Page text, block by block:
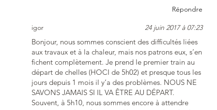
Répondre
igor 24 juin 2017 à 07:23
Bonjour, nous sommes conscient des difficultés liées
aux travaux et à la chaleur, mais nos patrons eux, s’en
fichent complètement. Je prend le premier train au
départ de chelles (HOCI de 5h02) et presque tous les
jours depuis 1 mois il y’a des problèmes. NOUS NE
SAVONS JAMAIS SI IL VA ÊTRE AU DÉPART.
Souvent, à 5h10, nous sommes encore à attendre